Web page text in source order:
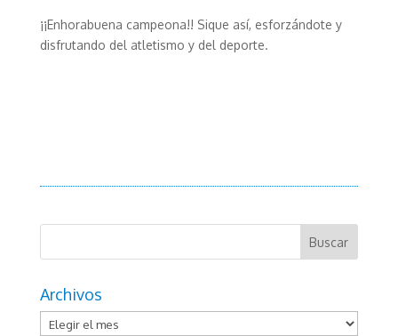
¡¡Enhorabuena campeona!! Sique así, esforzándote y
disfrutando del atletismo y del deporte.
Archivos
Archivos